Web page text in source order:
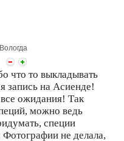
Вологда
что то выкладывать
запись на Асиенде!
ожидания! Так
можно ведь
специи
не делала,